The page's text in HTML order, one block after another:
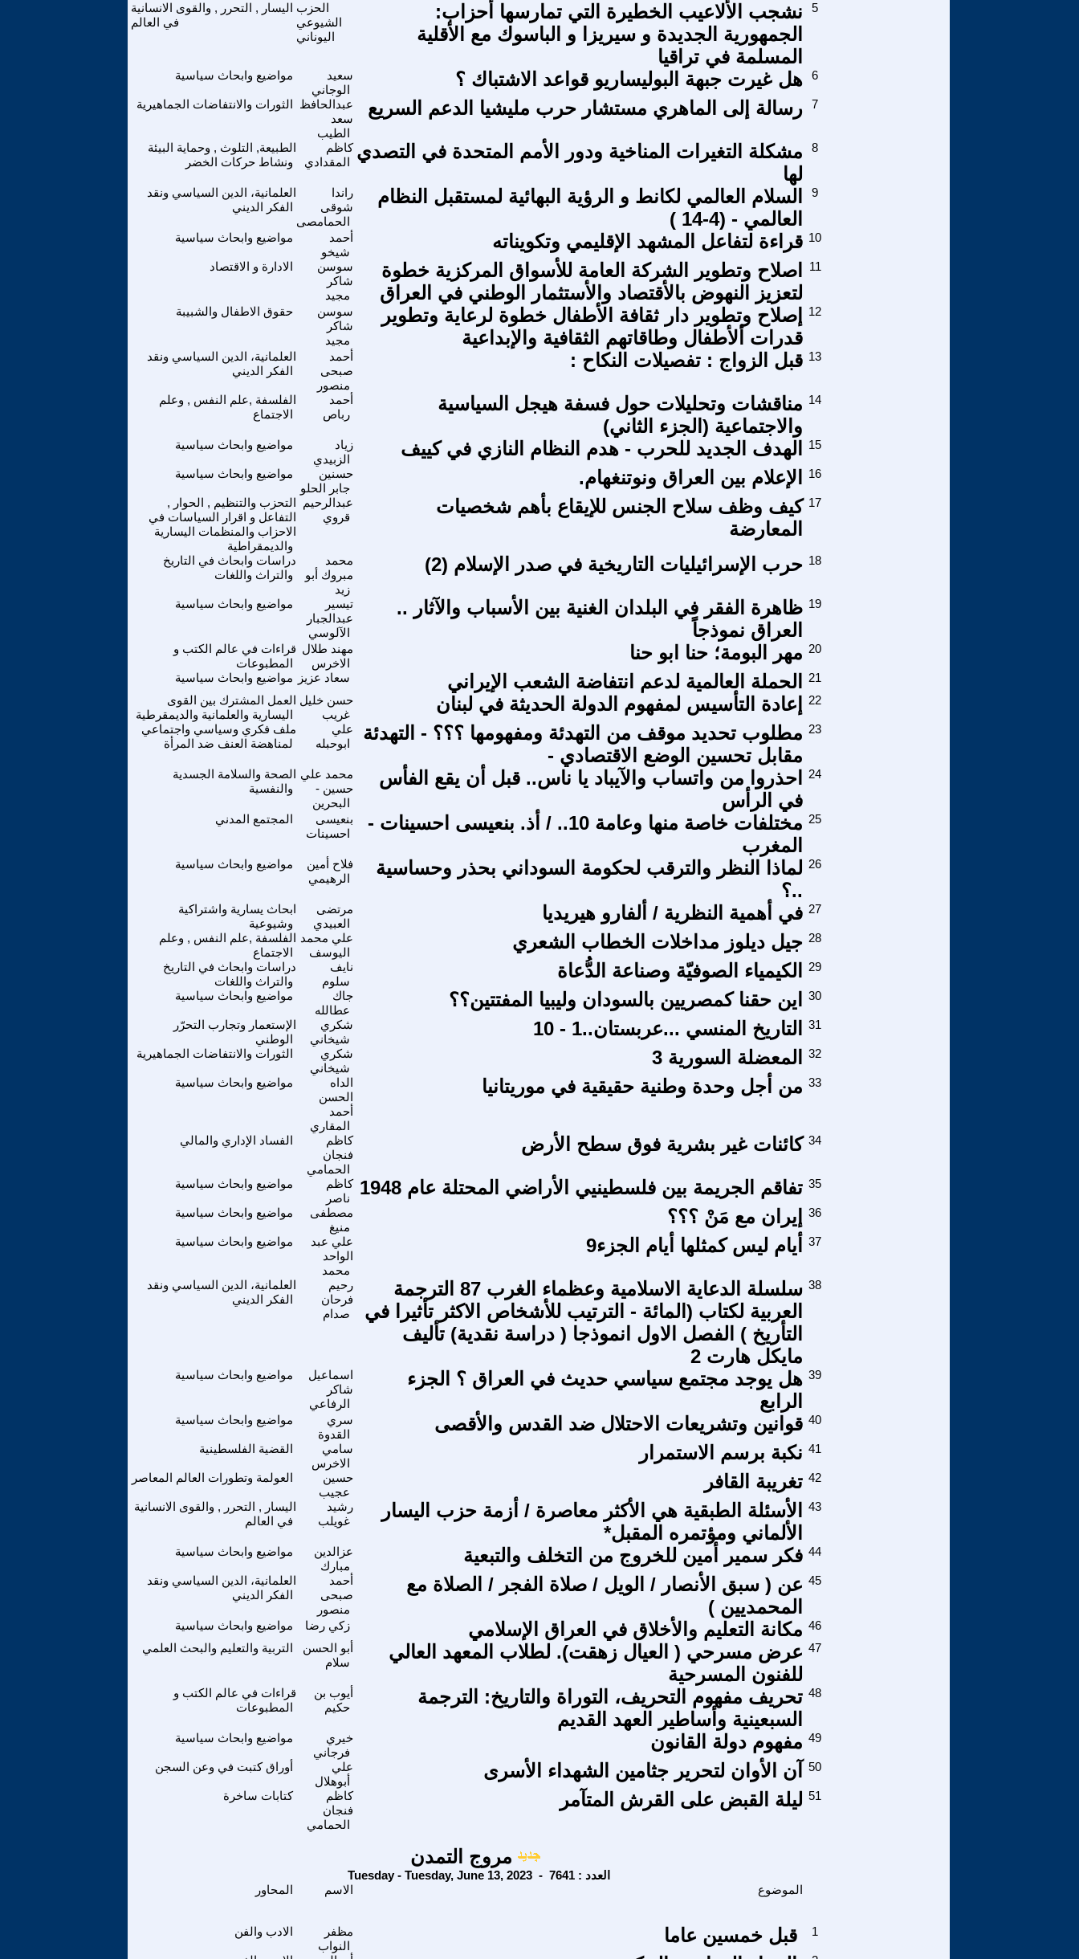
اليسار , التحرر , والقوى الانسانية
في العالم
الحزب
الشيوعي
اليوناني
نشجب الألاعيب الخطيرة التي تمارسها أحزاب:
الجمهورية الجديدة و سيريزا و الباسوك مع الأقلية
المسلمة في تراقيا
5
مواضيع وابحاث سياسية
سعيد
الوجاني
هل غيرت جبهة البوليساريو قواعد الاشتباك ؟ 6
الثورات والانتفاضات الجماهيرية عبدالحافظ
سعد
الطيب
رسالة إلى الماهري مستشار حرب مليشيا الدعم السريع 7
الطبيعة, التلوث , وحماية البيئة
ونشاط حركات الخضر
كاظم
المقدادي مشكلة التغيرات المناخية ودور الأمم المتحدة في التصدي
لها
8
العلمانية، الدين السياسي ونقد
الفكر الديني
راندا
شوقى
الحمامصى
السلام العالمي لكانط و الرؤية البهائية لمستقبل النظام
العالمي - (4-14 )
9
مواضيع وابحاث سياسية
أحمد
شيخو
قراءة لتفاعل المشهد الإقليمي وتكويناته 10
الادارة و الاقتصاد
سوسن
شاكر
مجيد
اصلاح وتطوير الشركة العامة للأسواق المركزية خطوة
لتعزيز النهوض بالأقتصاد والأستثمار الوطني في العراق
11
حقوق الاطفال والشبيبة
سوسن
شاكر
مجيد
إصلاح وتطوير دار ثقافة الأطفال خطوة لرعاية وتطوير
قدرات ألأطفال وطاقاتهم الثقافية والإبداعية
12
العلمانية، الدين السياسي ونقد
الفكر الديني
أحمد
صبحى
منصور
قبل الزواج : تفصيلات النكاح : 13
الفلسفة ,علم النفس , وعلم
الاجتماع
أحمد
رباص
مناقشات وتحليلات حول فسفة هيجل السياسية
والاجتماعية (الجزء الثاني)
14
مواضيع وابحاث سياسية
زياد
الزبيدي
الهدف الجديد للحرب - هدم النظام النازي في كييف 15
مواضيع وابحاث سياسية
حسنين
جابر الحلو
الإعلام بين العراق ونوتنغهام. 16
التحزب والتنظيم , الحوار ,
التفاعل و اقرار السياسات في
الاحزاب والمنظمات اليسارية
والديمقراطية
عبدالرحيم
قروي
كيف وظف سلاح الجنس للإيقاع بأهم شخصيات
المعارضة
17
دراسات وابحاث في التاريخ
والتراث واللغات
محمد
مبروك أبو
زيد
حرب الإسرائيليات التاريخية في صدر الإسلام (2)‏ 18
مواضيع وابحاث سياسية
تيسير
عبدالجبار
الآلوسي
ظاهرة الفقر في البلدان الغنية بين الأسباب والآثار ..
العراق نموذجاً
19
قراءات في عالم الكتب و
المطبوعات
مهند طلال
الاخرس
مهر البومة؛ حنا ابو حنا 20
مواضيع وابحاث سياسية سعاد عزيز الحملة العالمية لدعم انتفاضة الشعب الإيراني
21
العمل المشترك بين القوى
اليسارية والعلمانية والديمقرطية
حسن خليل
غريب
إعادة التأسيس لمفهوم الدولة الحديثة في لبنان 22
ملف فكري وسياسي واجتماعي
لمناهضة العنف ضد المرأة
علي
ابوحبله
مطلوب تحديد موقف من التهدئة ومفهومها ؟؟؟ - التهدئة
مقابل تحسين الوضع الاقتصادي -
23
الصحة والسلامة الجسدية
والنفسية
محمد علي
حسين -
البحرين
احذروا من واتساب والآيباد يا ناس.. قبل أن يقع الفأس
في الرأس
24
المجتمع المدني
بنعيسى
احسينات
مختلفات خاصة منها وعامة 10.. / أذ. بنعيسى احسينات -
المغرب
25
مواضيع وابحاث سياسية
فلاح أمين
الرهيمي
لماذا النظر والترقب لحكومة السوداني بحذر وحساسية
..؟
26
ابحاث يسارية واشتراكية
وشيوعية
مرتضى
العبيدي
في أهمية النظرية / ألفارو هيريديا 27
الفلسفة ,علم النفس , وعلم
الاجتماع
علي محمد
اليوسف
جيل ديلوز مداخلات الخطاب الشعري 28
دراسات وابحاث في التاريخ
والتراث واللغات
نايف
سلوم
الكيمياء الصوفيّة وصناعة الدُّعاة 29
مواضيع وابحاث سياسية
جاك
عطالله
اين حقنا كمصريين بالسودان وليبيا المفتتين؟؟ 30
الإستعمار وتجارب التحرّر
الوطني
شكري
شيخاني
التاريخ المنسي ...عربستان..1 - 10 31
الثورات والانتفاضات الجماهيرية
شكري
شيخاني
المعضلة السورية 3 32
مواضيع وابحاث سياسية
الداه
الحسن
أحمد
المقاري
من أجل وحدة وطنية حقيقية في موريتانيا 33
الفساد الإداري والمالي
كاظم
فنجان
الحمامي
كائنات غير بشرية فوق سطح الأرض 34
مواضيع وابحاث سياسية
كاظم
ناصر
تفاقم الجريمة بين فلسطينيي الأراضي المحتلة عام 1948 35
مواضيع وابحاث سياسية
مصطفى
منيغ
إيران مع مَنْ ؟؟؟ 36
مواضيع وابحاث سياسية
علي عبد
الواحد
محمد
أيام ليس كمثلها أيام الجزء9 37
العلمانية، الدين السياسي ونقد
الفكر الديني
رحيم
فرحان
صدام
سلسلة الدعاية الاسلامية وعظماء الغرب 87 الترجمة
العربية لكتاب (المائة - الترتيب للأشخاص الاكثر تأثيرا في
التأريخ ) الفصل الاول انموذجا ( دراسة نقدية) تأليف
مايكل هارت 2
38
مواضيع وابحاث سياسية
اسماعيل
شاكر
الرفاعي
هل يوجد مجتمع سياسي حديث في العراق ؟ الجزء
الرابع
39
مواضيع وابحاث سياسية
سري
القدوة
قوانين وتشريعات الاحتلال ضد القدس والأقصى 40
القضية الفلسطينية
سامي
الاخرس
نكبة برسم الاستمرار 41
العولمة وتطورات العالم المعاصر
حسين
عجيب
تغريبة القافر 42
اليسار , التحرر , والقوى الانسانية
في العالم
رشيد
غويلب
الأسئلة الطبقية هي الأكثر معاصرة / أزمة حزب اليسار
الألماني ومؤتمره المقبل*
43
مواضيع وابحاث سياسية
عزالدين
مبارك
فكر سمير أمين للخروج من التخلف والتبعية 44
العلمانية، الدين السياسي ونقد
الفكر الديني
أحمد
صبحى
منصور
عن ( سبق الأنصار / الويل / صلاة الفجر / الصلاة مع
المحمديين )
45
مواضيع وابحاث سياسية زكي رضا مكانة التعليم والأخلاق في العراق الإسلامي 46
التربية والتعليم والبحث العلمي
أبو الحسن
سلام
عرض مسرحي ( العيال زهقت). لطلاب المعهد العالي
للفنون المسرحية
47
قراءات في عالم الكتب و
المطبوعات
أيوب بن
حكيم
تحريف مفهوم التحريف، التوراة والتاريخ: الترجمة
السبعينية وأساطير العهد القديم
48
مواضيع وابحاث سياسية
خيري
فرجاني
مفهوم دولة القانون 49
أوراق كتبت في وعن السجن
علي
أبوهلال
آن الأوان لتحرير جثامين الشهداء الأسرى 50
كتابات ساخرة
كاظم
فنجان
الحمامي
ليلة القبض على القرش المتآمر 51
مروج التمدن
Tuesday - Tuesday, June 13, 2023 - العدد : 7641
الاسم الموضوع
الادب والفن
مظفر
النواب
قبل خمسين عاما 1